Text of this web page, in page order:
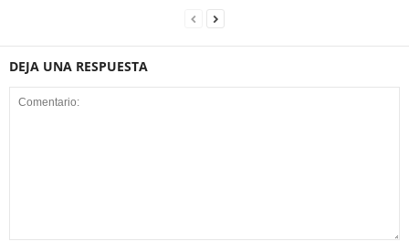
DEJA UNA RESPUESTA